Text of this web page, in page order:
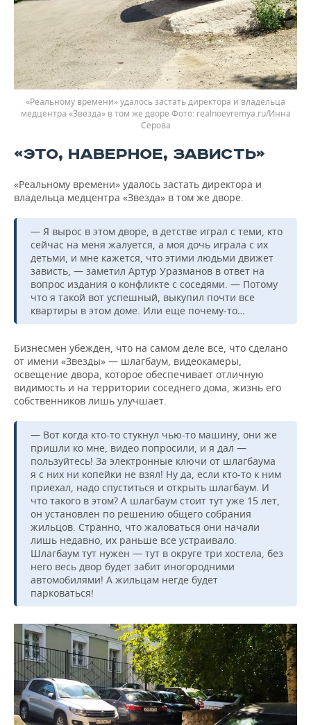
«Реальному времени» удалось застать директора и владельца
медцентра «Звезда» в том же дворе
realnoevremya.ru/Инна
Серова
«ЭТО, НАВЕРНОЕ, ЗАВИСТЬ»
«Реальному времени» удалось застать директора и
владельца медцентра «Звезда» в том же дворе.
— Я вырос в этом дворе, в детстве играл с теми, кто
сейчас на меня жалуется, а моя дочь играла с их
детьми, и мне кажется, что этими людьми движет
зависть, — заметил Артур Уразманов в ответ на
вопрос издания о конфликте с соседями. — Потому
что я такой вот успешный, выкупил почти все
квартиры в этом доме. Или еще почему-то…
Бизнесмен убежден, что на самом деле все, что сделано
от имени «Звезды» — шлагбаум, видеокамеры,
освещение двора, которое обеспечивает отличную
видимость и на территории соседнего дома, жизнь его
собственников лишь улучшает.
— Вот когда кто-то стукнул чью-то машину, они же
пришли ко мне, видео попросили, и я дал —
пользуйтесь! За электронные ключи от шлагбаума
я с них ни копейки не взял! Ну да, если кто-то к ним
приехал, надо спуститься и открыть шлагбаум. И
что такого в этом? А шлагбаум стоит тут уже 15 лет,
он установлен по решению общего собрания
жильцов. Странно, что жаловаться они начали
лишь недавно, их раньше все устраивало.
Шлагбаум тут нужен — тут в округе три хостела, без
него весь двор будет забит иногородними
автомобилями! А жильцам негде будет
парковаться!